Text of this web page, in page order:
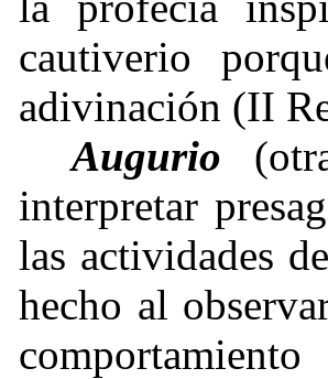
cautiverio
adivinación (II
Augurio
interpretar
las actividades
hecho al